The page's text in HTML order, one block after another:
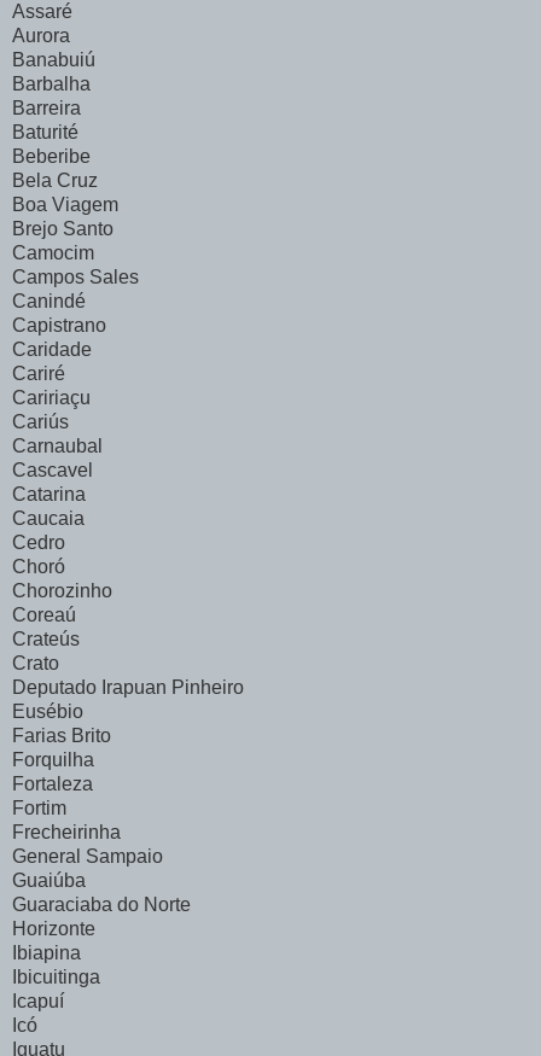
Assaré
Aurora
Banabuiú
Barbalha
Barreira
Baturité
Beberibe
Bela Cruz
Boa Viagem
Brejo Santo
Camocim
Campos Sales
Canindé
Capistrano
Caridade
Cariré
Caririaçu
Cariús
Carnaubal
Cascavel
Catarina
Caucaia
Cedro
Choró
Chorozinho
Coreaú
Crateús
Crato
Deputado Irapuan Pinheiro
Eusébio
Farias Brito
Forquilha
Fortaleza
Fortim
Frecheirinha
General Sampaio
Guaiúba
Guaraciaba do Norte
Horizonte
Ibiapina
Ibicuitinga
Icapuí
Icó
Iguatu